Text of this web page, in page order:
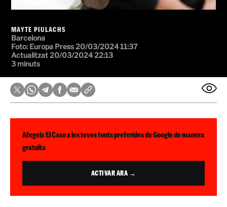
MAYTE PIULACHS
Barcelona
Foto: Europa Press20/03/2024 11:37
Actualitzat 20/03/2024 22:13
3 minuts
Afegeix El Caso a les teves fonts preferides de Google de manera
gratuïta
ACTIVAR ARA →